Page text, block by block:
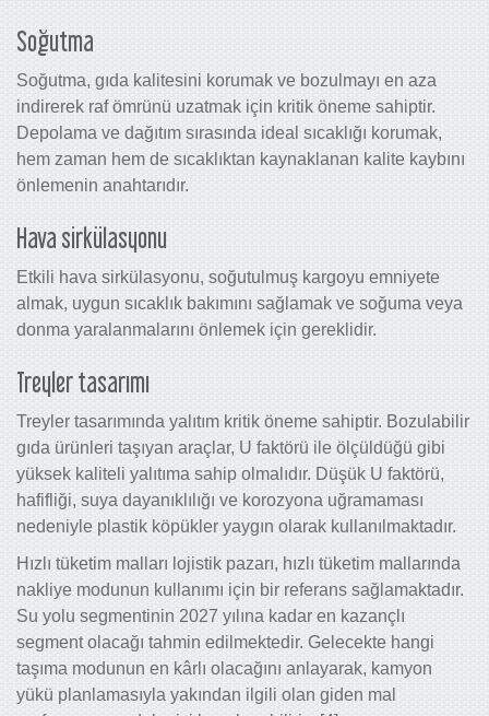
Soğutma
Soğutma, gıda kalitesini korumak ve bozulmayı en aza
indirerek raf ömrünü uzatmak için kritik öneme sahiptir.
Depolama ve dağıtım sırasında ideal sıcaklığı korumak,
hem zaman hem de sıcaklıktan kaynaklanan kalite kaybını
önlemenin anahtarıdır.
Hava sirkülasyonu
Etkili hava sirkülasyonu, soğutulmuş kargoyu emniyete
almak, uygun sıcaklık bakımını sağlamak ve soğuma veya
donma yaralanmalarını önlemek için gereklidir.
Treyler tasarımı
Treyler tasarımında yalıtım kritik öneme sahiptir. Bozulabilir
gıda ürünleri taşıyan araçlar, U faktörü ile ölçüldüğü gibi
yüksek kaliteli yalıtıma sahip olmalıdır. Düşük U faktörü,
hafifliği, suya dayanıklılığı ve korozyona uğramaması
nedeniyle plastik köpükler yaygın olarak kullanılmaktadır.
Hızlı tüketim malları lojistik pazarı, hızlı tüketim mallarında
nakliye modunun kullanımı için bir referans sağlamaktadır.
Su yolu segmentinin 2027 yılına kadar en kazançlı
segment olacağı tahmin edilmektedir. Gelecekte hangi
taşıma modunun en kârlı olacağını anlayarak, kamyon
yükü planlamasıyla yakından ilgili olan giden mal